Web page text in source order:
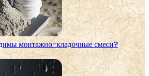
монтажно-кладочные смеси?